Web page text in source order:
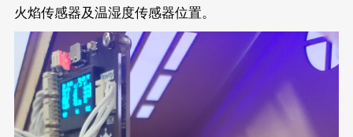
火焰传感器及温湿度传感器位置。